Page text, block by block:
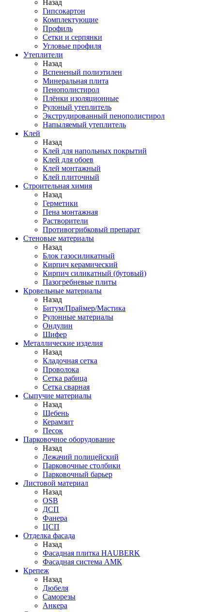
Назад
Гипсокартон
Комплектующие
Профиль
Сетки и серпянки
Угловые профиля
Утеплители
Назад
Вспененый полиэтилен
Минеральная плита
Пенополистирол
Плёнки изоляционные
Рулоный утеплитель
Экструдированный пенополистирол
Напыляемый утеплитель
Клей
Назад
Клей для напольных покрытий
Клей для обоев
Клей монтажный
Клей плиточный
Строительная химия
Назад
Герметики
Пена монтажная
Растворители
Противогрибковый препарат
Стеновые материалы
Назад
Блок газосиликатный
Кирпич керамический
Кирпич силикатный (бутовый)
Пазогребневые плиты
Кровельные материалы
Назад
Битум/Праймер/Мастика
Рулонные материалы
Ондулин
Шифер
Металлические изделия
Назад
Кладочная сетка
Проволока
Сетка рабица
Сетка сварная
Сыпучие материалы
Назад
Щебень
Керамзит
Песок
Парковочное оборудование
Назад
Лежачий полицейский
Парковочные столбики
Парковочный барьер
Листовой материал
Назад
OSB
ДСП
Фанера
ЦСП
Отделка фасада
Назад
Фасадная плитка HAUBERK
Фасадная система АМК
Крепеж
Назад
Дюбеля
Саморезы
Анкера